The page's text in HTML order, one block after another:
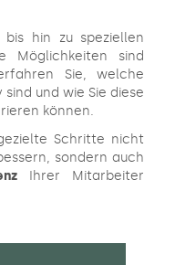
bis hin zu speziellen
sind
Sie, welche
und wie Sie diese
können.
Schritte nicht
sondern auch
Ihrer Mitarbeiter